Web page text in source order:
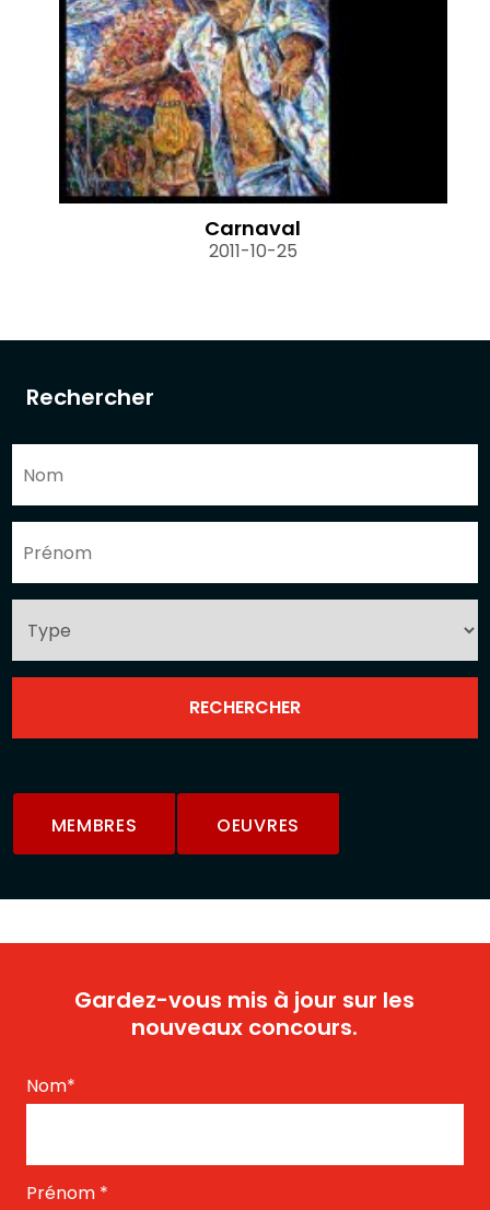
Rechercher
MEMBRES OEUVRES
Carnaval
2011-10-25
Gardez-vous mis à jour sur les
nouveaux concours.
Nom*
Prénom *